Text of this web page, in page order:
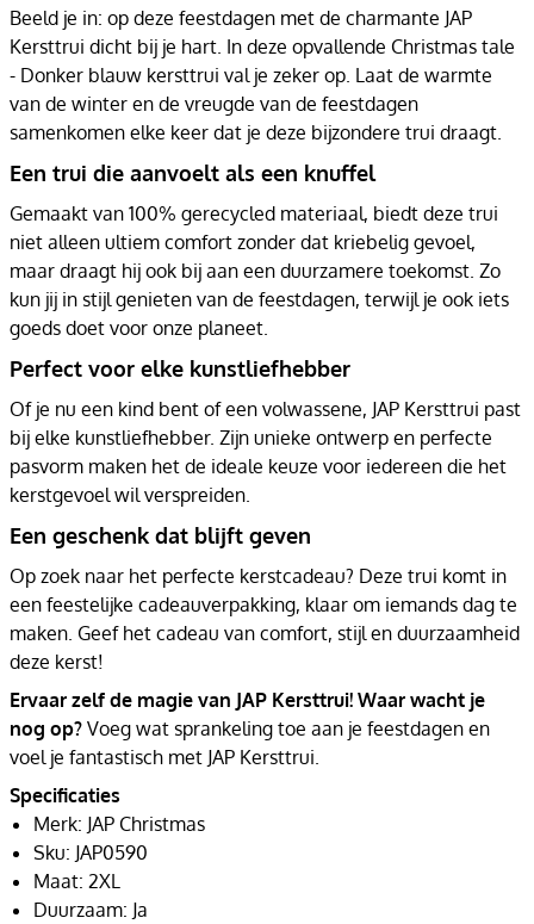
Beeld je in: op deze feestdagen met de charmante JAP
Kersttrui dicht bij je hart. In deze opvallende Christmas tale
- Donker blauw kersttrui val je zeker op. Laat de warmte
van de winter en de vreugde van de feestdagen
samenkomen elke keer dat je deze bijzondere trui draagt.
Een trui die aanvoelt als een knuffel
Gemaakt van 100% gerecycled materiaal, biedt deze trui
niet alleen ultiem comfort zonder dat kriebelig gevoel,
maar draagt hij ook bij aan een duurzamere toekomst. Zo
kun jij in stijl genieten van de feestdagen, terwijl je ook iets
goeds doet voor onze planeet.
Perfect voor elke kunstliefhebber
Of je nu een kind bent of een volwassene, JAP Kersttrui past
bij elke kunstliefhebber. Zijn unieke ontwerp en perfecte
pasvorm maken het de ideale keuze voor iedereen die het
kerstgevoel wil verspreiden.
Een geschenk dat blijft geven
Op zoek naar het perfecte kerstcadeau? Deze trui komt in
een feestelijke cadeauverpakking, klaar om iemands dag te
maken. Geef het cadeau van comfort, stijl en duurzaamheid
deze kerst!
Ervaar zelf de magie van JAP Kersttrui! Waar wacht je
nog op? Voeg wat sprankeling toe aan je feestdagen en
voel je fantastisch met JAP Kersttrui.
Specificaties
Merk: JAP Christmas
Sku: JAP0590
Maat: 2XL
Duurzaam: Ja